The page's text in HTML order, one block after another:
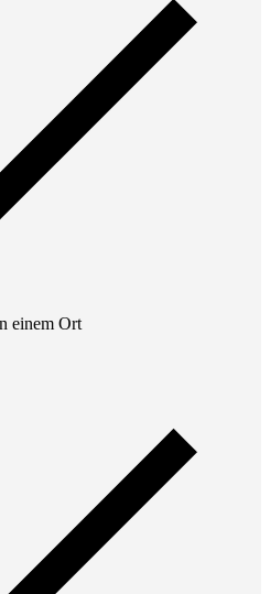
einem Ort